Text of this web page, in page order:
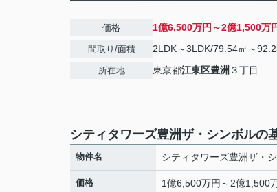
価格 1億6,500万円～2億1,500万
間取り/面積 2LDK～3LDK/79.54㎡～
所在地 東京都江東区豊洲 ３丁目
シティタワーズ豊洲ザ・シンボルの
物件名 シティタワーズ豊洲ザ・
価格 1億6,500万円～2億1,500